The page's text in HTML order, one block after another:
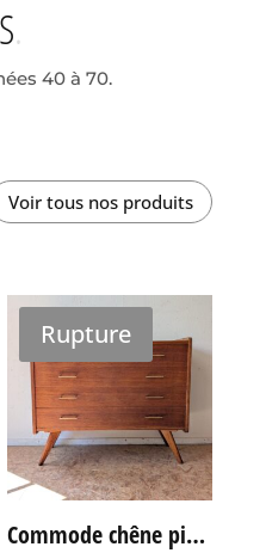
40 à 70.
Voir tous nos produits
Rupture
Commode chêne pieds compas vintage